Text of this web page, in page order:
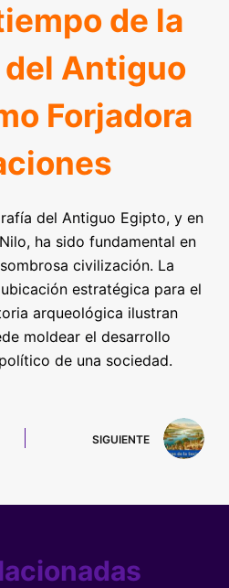
de la
Antiguo
Forjadora
del Antiguo Egipto, y en
ha sido fundamental en
civilización. La
estratégica para el
arqueológica ilustran
moldear el desarrollo
de una sociedad.
SIGUIENTE